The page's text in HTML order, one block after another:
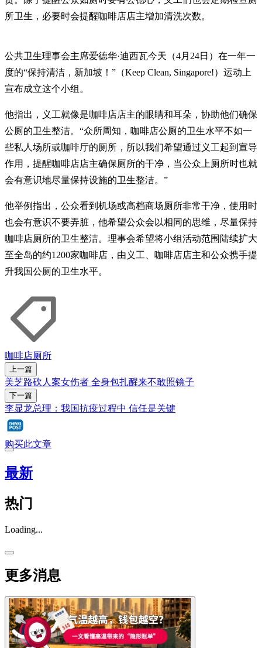
所卫生，必要时会提醒咖啡店店主增加清洗次数。
公共卫生理事会主席爱德华·迪西瓦今天（4月24日）在一年一
度的“保持清洁，新加坡！”（Keep Clean, Singapore!）运动上
宣布成立这个小组。
他指出，义工就像是咖啡店店主的眼睛和耳朵，协助他们确保
公厕的卫生整洁。“众所周知，咖啡店公厕的卫生水平不如一
些私人场所或咖啡厅的厕所，所以我们希望通过义工起到宣导
作用，提醒咖啡店店主确保厕所的干净，当公众上厕所时也就
会有意识地尽量保持设施的卫生整洁。”
他举例指出，公众看到机场或高档商场厕所非常干净，使用时
也会有意识不要弄脏，他希望公众会以相同的思维，尽量保持
咖啡店厕所的卫生整洁。理事会希望将小组活动范围陆续扩大
至全岛的约1200家咖啡店，由义工、咖啡店店主和公众携手提
升我国公厕的卫生水平。
咖啡店厕所
上一篇
美芝路砍人案女伤者 全身包扎醒来不敢照镜子
下一篇
李显龙总理：我国抗疫过程中 信任是关键
购买此文章
最新
热门
Loading...
更多消息